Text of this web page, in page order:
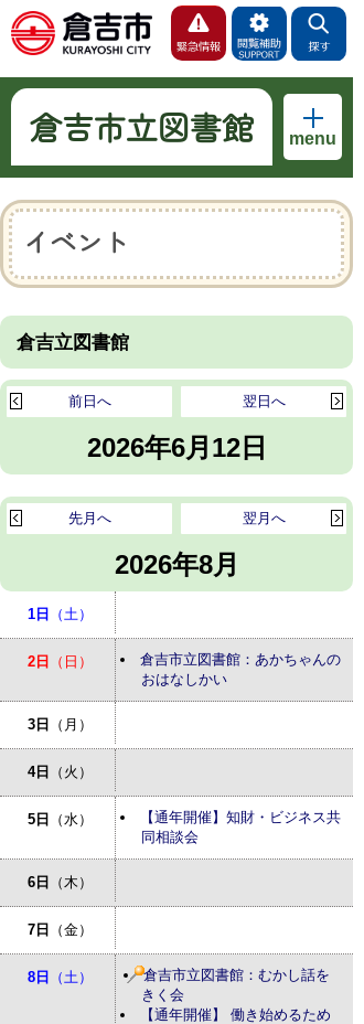
倉吉市立図書館 menu
イベント
倉吉立図書館
2026年6月12日
翌日へ
前日へ
2026年8月
翌月へ
先月へ
1日 （土）
2日 （日）
倉吉市立図書館：あかちゃんの
おはなしかい
3日 （月）
4日 （火）
5日 （水）
【通年開催】知財・ビジネス共
同相談会
6日 （木）
7日 （金）
8日 （土）
倉吉市立図書館：むかし話を
きく会
【通年開催】 働き始めるため